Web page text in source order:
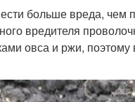
больше вреда, чем
вредителя
овса и ржи, поэтому